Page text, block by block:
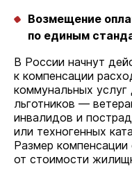
Возмещение
по единым
В России начнут
к компенсации
коммунальных
льготников —
инвалидов и
или техногенных
Размер
от стоимости